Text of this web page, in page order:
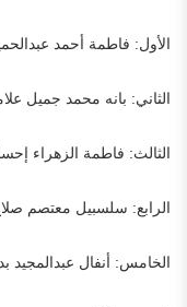
الأول: فاطمة أحمد
الثاني: بانه محمد جميل
الثالث: فاطمة الزهراء
الرابع: سلسبيل معتصم
الخامس: أنفال